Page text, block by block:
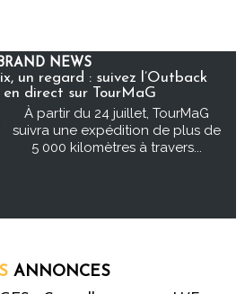
NEWS
un regard : suivez l’Outback
direct sur TourMaG
À partir du 24 juillet, TourMaG
suivra une expédition de plus de
5 000 kilomètres à travers...
ANNONCES